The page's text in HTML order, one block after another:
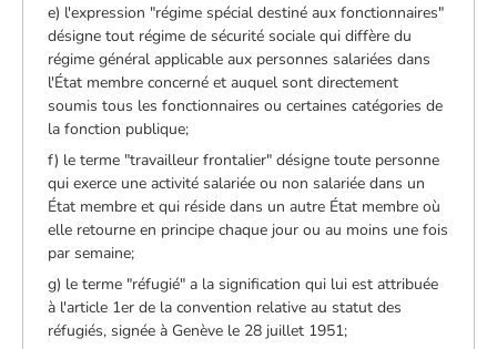
e) l'expression "régime spécial destiné aux fonctionnaires"
désigne tout régime de sécurité sociale qui diffère du
régime général applicable aux personnes salariées dans
l'État membre concerné et auquel sont directement
soumis tous les fonctionnaires ou certaines catégories de
la fonction publique;
f) le terme "travailleur frontalier" désigne toute personne
qui exerce une activité salariée ou non salariée dans un
État membre et qui réside dans un autre État membre où
elle retourne en principe chaque jour ou au moins une fois
par semaine;
g) le terme "réfugié" a la signification qui lui est attribuée
à l'article 1er de la convention relative au statut des
réfugiés, signée à Genève le 28 juillet 1951;